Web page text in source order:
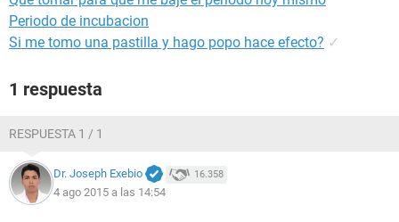
Periodo de incubacion
Si me tomo una pastilla y hago popo hace efecto? ✓
1 respuesta
RESPUESTA 1 / 1
Dr. Joseph Exebio 16.358
4 ago 2015 a las 14:54